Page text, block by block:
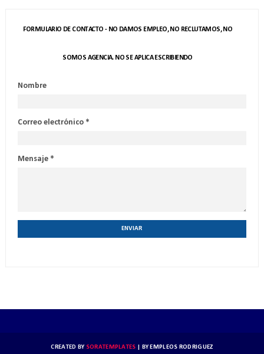
FORMULARIO DE CONTACTO - NO DAMOS EMPLEO, NO RECLUTAMOS, NO
SOMOS AGENCIA. NO SE APLICA ESCRIBIENDO
Nombre
Correo electrónico *
Mensaje *
CREATED BY SORATEMPLATES | BYEMPLEOS RODRIGUEZ